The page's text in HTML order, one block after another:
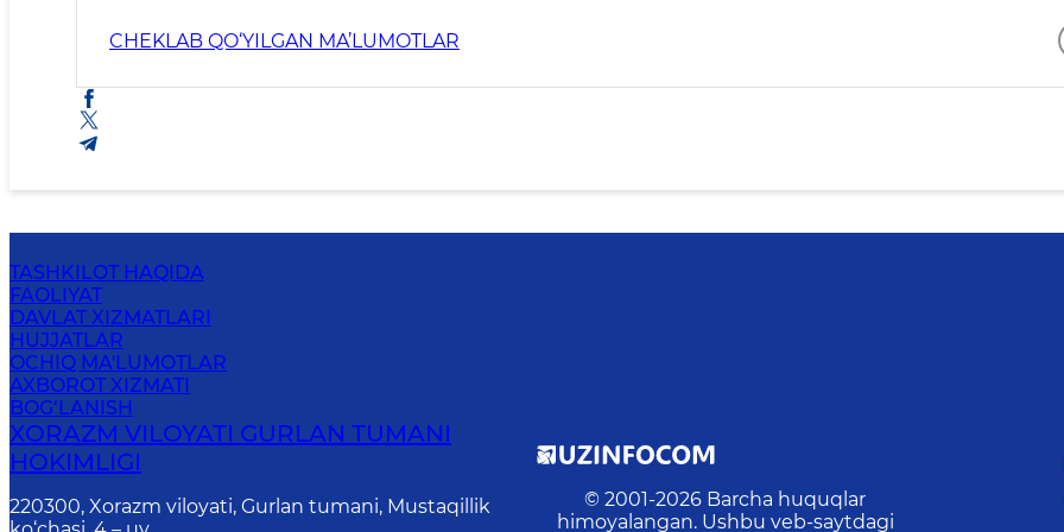
CHEKLAB QO‘YILGAN MA’LUMOTLAR
TASHKILOT HAQIDA
FAOLIYAT
DAVLAT XIZMATLARI
HUJJATLAR
OCHIQ MA'LUMOTLAR
AXBOROT XIZMATI
BOG‘LANISH
XORAZM VILOYATI GURLAN TUMANI
HOKIMLIGI
220300, Xorazm viloyati, Gurlan tumani, Mustaqillik
© 2001-2026 Barcha huquqlar
himoyalangan. Ushbu veb-saytdagi